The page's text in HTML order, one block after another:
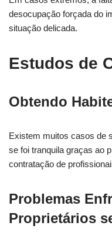
desocupação forçada do
situação delicada.
Estudos de
Obtendo
Existem muitos casos de
se foi tranquila graças ao
contratação de
Problemas
Proprietários